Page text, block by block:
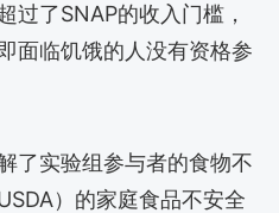
过了SNAP的收入门槛，
面临饥饿的人没有资格参
了实验组参与者的食物不
）的家庭食品不安全